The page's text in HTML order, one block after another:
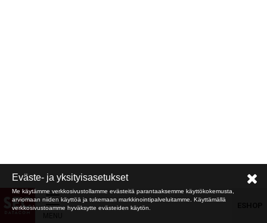
Eväste- ja yksityisasetukset
Me käytämme verkkosivustollamme evästeitä parantaaksemme käyttökokemusta,
arviomaan niiden käyttöä ja tukemaan markkinointipalveluitamme. Käyttämällä
verkkosivustoamme hyväksytte evästeiden käytön.